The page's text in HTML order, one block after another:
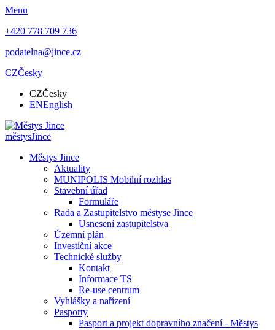
Menu
+420 778 709 736
podatelna@jince.cz
CZČesky
CZČesky
ENEnglish
městysJince
Městys Jince
Aktuality
MUNIPOLIS Mobilní rozhlas
Stavební úřad
Formuláře
Rada a Zastupitelstvo městyse Jince
Usnesení zastupitelstva
Územní plán
Investiční akce
Technické služby
Kontakt
Informace TS
Re-use centrum
Vyhlášky a nařízení
Pasporty
Pasport a projekt dopravního značení - Městys